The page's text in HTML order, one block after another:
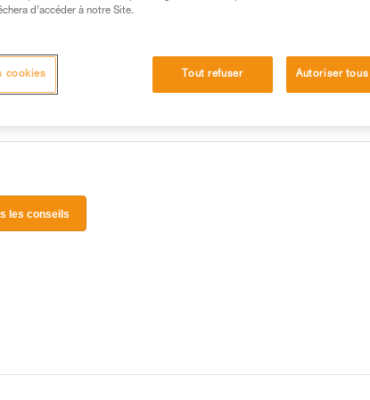
seul, en toute sécurité, avant de la
à votre activité. Il peut en exister d’autres que
les conseils
d’accéder à notre Site.
Tout refuser Autoriser
cookies